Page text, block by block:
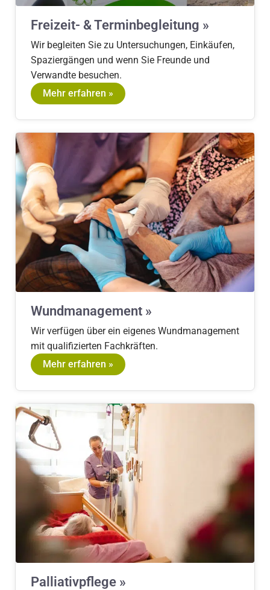
Freizeit- & Terminbegleitung »
Wir begleiten Sie zu Untersuchungen, Einkäufen,
Spaziergängen und wenn Sie Freunde und
Verwandte besuchen.
Mehr erfahren »
Wundmanagement »
Wir verfügen über ein eigenes Wundmanagement
mit qualifizierten Fachkräften.
Mehr erfahren »
Palliativpflege »